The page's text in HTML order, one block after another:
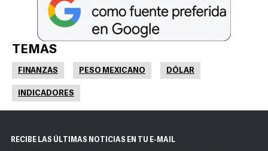
TEMAS
FINANZAS PESO MEXICANO DÓLAR
INDICADORES
RECIBE LAS ÚLTIMAS NOTICIAS EN TU E-MAIL